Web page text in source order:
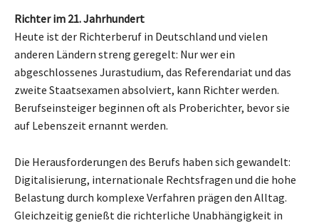
Richter im 21. Jahrhundert
Heute ist der Richterberuf in Deutschland und vielen
anderen Ländern streng geregelt: Nur wer ein
abgeschlossenes Jurastudium, das Referendariat und das
zweite Staatsexamen absolviert, kann Richter werden.
Berufseinsteiger beginnen oft als Proberichter, bevor sie
auf Lebenszeit ernannt werden.
Die Herausforderungen des Berufs haben sich gewandelt:
Digitalisierung, internationale Rechtsfragen und die hohe
Belastung durch komplexe Verfahren prägen den Alltag.
Gleichzeitig genießt die richterliche Unabhängigkeit in